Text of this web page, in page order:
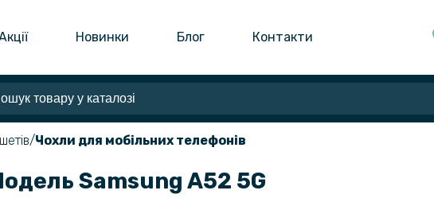
Новинки Блог Контакти
Чохли для мобільних телефонів
Samsung A52 5G